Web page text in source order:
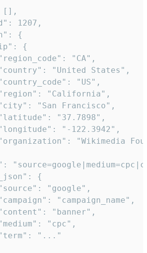
1207,
{
{
"CA",
"United States",
"US",
"California",
"San Francisco",
"37.7898",
"-122.3942",
"Wikimedia
{
"google",
"campaign_name",
"banner",
"cpc",
"..."